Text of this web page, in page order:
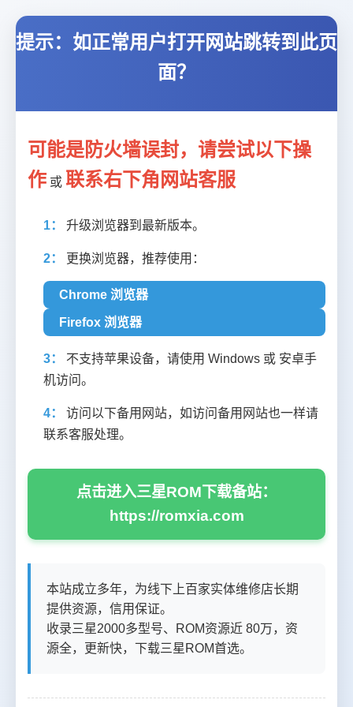
提示：如正常用户打开网站跳转到此页
面？
可能是防火墙误封，请尝试以下操
作 或 联系右下角网站客服
1： 升级浏览器到最新版本。
2： 更换浏览器，推荐使用：
Chrome 浏览器
Firefox 浏览器
3：
不支持苹果设备，请使用 Windows 或 安卓手
机访问。
4：
访问以下备用网站，如访问备用网站也一样请
联系客服处理。
点击进入三星ROM下载备站：
https://romxia.com
本站成立多年，为线下上百家实体维修店长期
提供资源，信用保证。
收录三星2000多型号、ROM资源近 80万，资
源全，更新快，下载三星ROM首选。